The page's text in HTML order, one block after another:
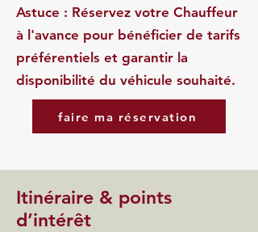
Astuce : Réservez votre Chauffeur
à l'avance pour bénéficier de tarifs
préférentiels et garantir la
disponibilité du véhicule souhaité.
faire ma réservation
Itinéraire & points
d’intérêt